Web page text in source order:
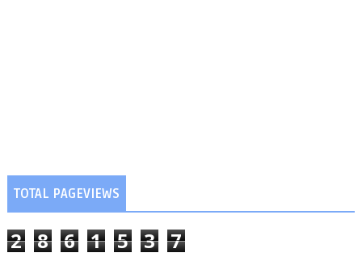
TOTAL PAGEVIEWS
2 8 6 1 5 3 7